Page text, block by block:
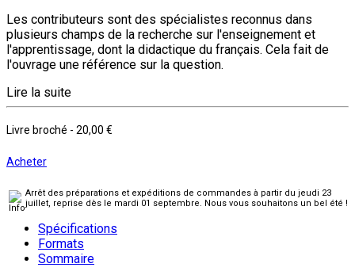
Les contributeurs sont des spécialistes reconnus dans
plusieurs champs de la recherche sur l'enseignement et
l'apprentissage, dont la didactique du français. Cela fait de
l'ouvrage une référence sur la question.
Lire la suite
Livre broché - 20,00 €
Acheter
Arrêt des préparations et expéditions de commandes à partir du jeudi 23
juillet, reprise dès le mardi 01 septembre. Nous vous souhaitons un bel été !
Spécifications
Formats
Sommaire